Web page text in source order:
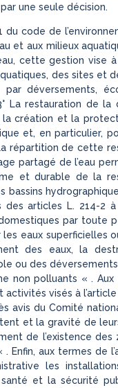
une seule décision.
du code de
et aux milieux
cette gestion vise
des sites et
déversements,
La restauration de
création et la
et, en particulier,
répartition de cette
partagé de l’eau
et durable de la
des articles L. 214-2
par toute
eaux superficielles
des eaux, la
ou des
non polluants « .
visés à
avis du Comité
et la gravité de
de l’existence
. Enfin, aux termes
les
et la sécurité